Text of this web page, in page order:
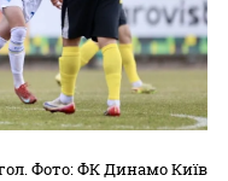
Фото: ФК Динамо Київ